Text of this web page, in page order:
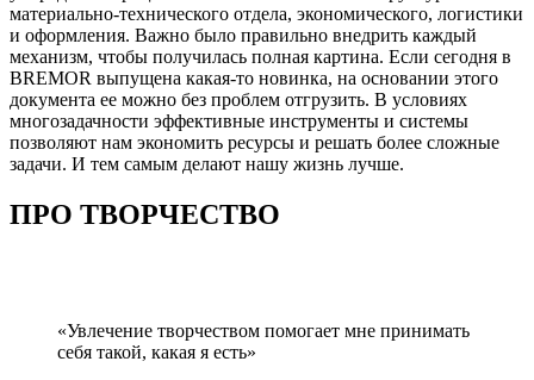
материально-технического отдела, экономического, логистики
и оформления. Важно было правильно внедрить каждый
механизм, чтобы получилась полная картина. Если сегодня в
BREMOR выпущена какая-то новинка, на основании этого
документа ее можно без проблем отгрузить. В условиях
многозадачности эффективные инструменты и системы
позволяют нам экономить ресурсы и решать более сложные
задачи. И тем самым делают нашу жизнь лучше.
ПРО ТВОРЧЕСТВО
«Увлечение творчеством помогает мне принимать
себя такой, какая я есть»